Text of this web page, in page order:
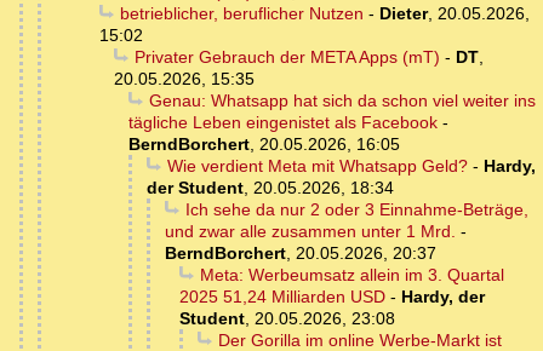
betrieblicher, beruflicher Nutzen - Dieter, 20.05.2026,
15:02
Privater Gebrauch der META Apps (mT) - DT,
20.05.2026, 15:35
Genau: Whatsapp hat sich da schon viel weiter ins
tägliche Leben eingenistet als Facebook -
BerndBorchert, 20.05.2026, 16:05
Wie verdient Meta mit Whatsapp Geld?- Hardy,
der Student, 20.05.2026, 18:34
Ich sehe da nur 2 oder 3 Einnahme-Beträge,
und zwar alle zusammen unter 1 Mrd. -
BerndBorchert, 20.05.2026, 20:37
Meta: Werbeumsatz allein im 3. Quartal
2025 51,24 Milliarden USD - Hardy, der
Student, 20.05.2026, 23:08
Der Gorilla im online Werbe-Markt ist